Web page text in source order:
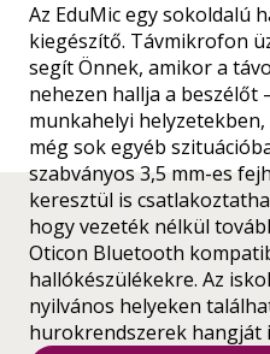
Az EduMic egy sokoldalú
kiegészítő. Távmikrofon
segít Önnek, amikor a
nehezen hallja a beszélőt
munkahelyi
még sok egyéb
szabványos 3,5 mm-es
keresztül is
hogy vezeték nélkül
Oticon Bluetooth
hallókészülékekre. Az
nyilvános helyeken
hurokrendszerek hangját